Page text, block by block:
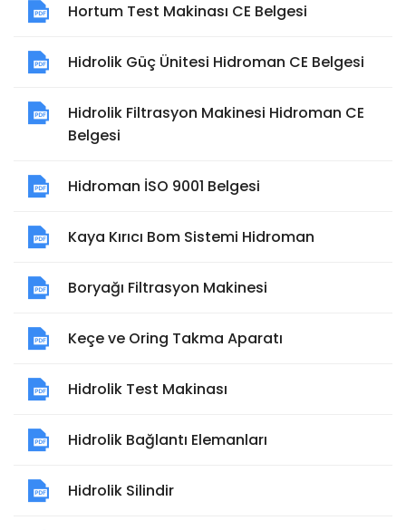
Hortum Test Makinası CE Belgesi
Hidrolik Güç Ünitesi Hidroman CE Belgesi
Hidrolik Filtrasyon Makinesi Hidroman CE
Belgesi
Hidroman İSO 9001 Belgesi
Kaya Kırıcı Bom Sistemi Hidroman
Boryağı Filtrasyon Makinesi
Keçe ve Oring Takma Aparatı
Hidrolik Test Makinası
Hidrolik Bağlantı Elemanları
Hidrolik Silindir